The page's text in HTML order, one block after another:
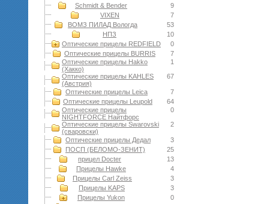
9
Schmidt & Bender
7
VIXEN
53
ВОМЗ ПИЛАД Вологда
10
НПЗ
0
Оптические прицелы REDFIELD
7
Оптические прицелы BURRIS
1
Оптические прицелы Hakko
(Хакко)
67
Оптические прицелы KAHLES
(Австрия)
7
Оптические прицелы Leica
64
Оптические прицелы Leupold
0
Оптические прицелы
NIGHTFORCE Найтфорс
2
Оптические прицелы Swarovski
(сваровски)
3
Оптические прицелы Дедал
25
ПОСП (БЕЛОМО-ЗЕНИТ)
13
прицел Docter
4
Прицелы Hawke
3
Прицелы Carl Zeiss
3
Прицелы KAPS
0
Прицелы Yukon